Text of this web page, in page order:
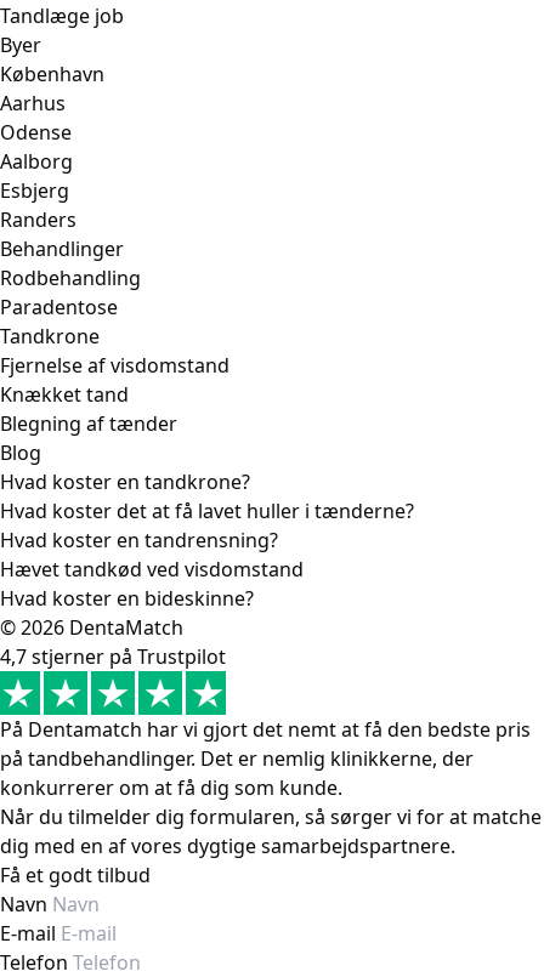
Tandlæge job
Byer
København
Aarhus
Odense
Aalborg
Esbjerg
Randers
Behandlinger
Rodbehandling
Paradentose
Tandkrone
Fjernelse af visdomstand
Knækket tand
Blegning af tænder
Blog
Hvad koster en tandkrone?
Hvad koster det at få lavet huller i tænderne?
Hvad koster en tandrensning?
Hævet tandkød ved visdomstand
Hvad koster en bideskinne?
© 2026 DentaMatch
4,7 stjerner på Trustpilot
På Dentamatch har vi gjort det nemt at få den bedste pris
på tandbehandlinger. Det er nemlig klinikkerne, der
konkurrerer om at få dig som kunde.
Når du tilmelder dig formularen, så sørger vi for at matche
dig med en af vores dygtige samarbejdspartnere.
Få et godt tilbud
Navn
E-mail
Telefon